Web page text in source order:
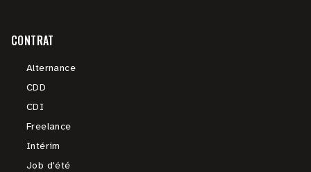
CONTRAT
Alternance
CDD
CDI
Freelance
Intérim
Job d'été